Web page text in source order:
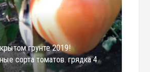
грунте 2019!
сорта томатов. грядка 4